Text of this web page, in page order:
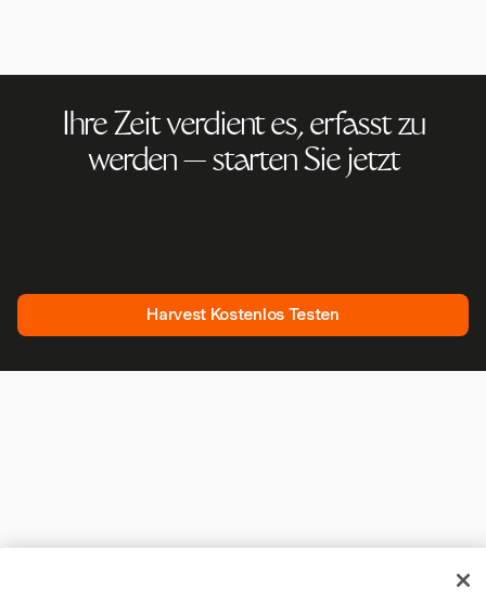
Ihre Zeit verdient es, erfasst zu
werden — starten Sie jetzt
Harvest Kostenlos Testen